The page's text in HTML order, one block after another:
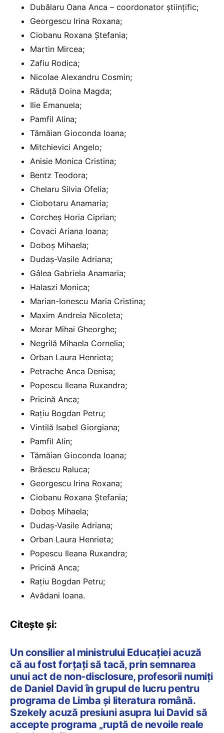
Dubălaru Oana Anca – coordonator științific;
Georgescu Irina Roxana;
Ciobanu Roxana Ștefania;
Martin Mircea;
Zafiu Rodica;
Nicolae Alexandru Cosmin;
Răduță Doina Magda;
Ilie Emanuela;
Pamfil Alina;
Tămăian Gioconda Ioana;
Mitchievici Angelo;
Anisie Monica Cristina;
Bentz Teodora;
Chelaru Silvia Ofelia;
Ciobotaru Anamaria;
Corcheș Horia Ciprian;
Covaci Ariana Ioana;
Doboș Mihaela;
Dudaș-Vasile Adriana;
Gâlea Gabriela Anamaria;
Halaszi Monica;
Marian-Ionescu Maria Cristina;
Maxim Andreia Nicoleta;
Morar Mihai Gheorghe;
Negrilă Mihaela Cornelia;
Orban Laura Henrieta;
Petrache Anca Denisa;
Popescu Ileana Ruxandra;
Pricină Anca;
Rațiu Bogdan Petru;
Vintilă Isabel Giorgiana;
Pamfil Alin;
Tămăian Gioconda Ioana;
Brăescu Raluca;
Georgescu Irina Roxana;
Ciobanu Roxana Ștefania;
Doboș Mihaela;
Dudaș-Vasile Adriana;
Orban Laura Henrieta;
Popescu Ileana Ruxandra;
Pricină Anca;
Rațiu Bogdan Petru;
Avădani Ioana.
Citește și:
Un consilier al ministrului Educației acuză
că au fost forțați să tacă, prin semnarea
unui act de non-disclosure, profesorii numiți
de Daniel David în grupul de lucru pentru
programa de Limba și literatura română.
Szekely acuză presiuni asupra lui David să
accepte programa „ruptă de nevoile reale